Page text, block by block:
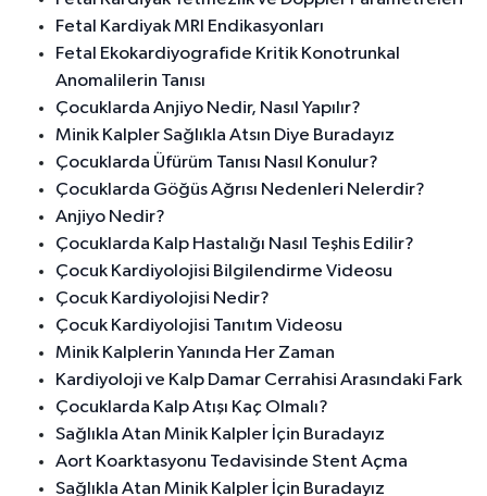
Fetal Kardiyak MRI Endikasyonları
Fetal Ekokardiyografide Kritik Konotrunkal
Anomalilerin Tanısı
Çocuklarda Anjiyo Nedir, Nasıl Yapılır?
Minik Kalpler Sağlıkla Atsın Diye Buradayız
Çocuklarda Üfürüm Tanısı Nasıl Konulur?
Çocuklarda Göğüs Ağrısı Nedenleri Nelerdir?
Anjiyo Nedir?
Çocuklarda Kalp Hastalığı Nasıl Teşhis Edilir?
Çocuk Kardiyolojisi Bilgilendirme Videosu
Çocuk Kardiyolojisi Nedir?
Çocuk Kardiyolojisi Tanıtım Videosu
Minik Kalplerin Yanında Her Zaman
Kardiyoloji ve Kalp Damar Cerrahisi Arasındaki Fark
Çocuklarda Kalp Atışı Kaç Olmalı?
Sağlıkla Atan Minik Kalpler İçin Buradayız
Aort Koarktasyonu Tedavisinde Stent Açma
Sağlıkla Atan Minik Kalpler İçin Buradayız